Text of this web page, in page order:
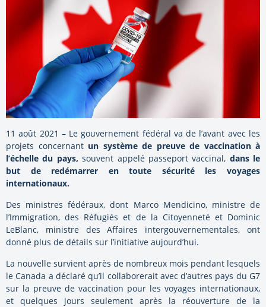
11 août 2021 – Le gouvernement fédéral va de l’avant avec les
projets concernant un système de preuve de vaccination à
l’échelle du pays, souvent appelé passeport vaccinal, dans le
but de redémarrer en toute sécurité les voyages
internationaux.
Des ministres fédéraux, dont Marco Mendicino, ministre de
l’Immigration, des Réfugiés et de la Citoyenneté et Dominic
LeBlanc, ministre des Affaires intergouvernementales, ont
donné plus de détails sur l’initiative aujourd’hui.
La nouvelle survient après de nombreux mois pendant lesquels
le Canada a déclaré qu’il collaborerait avec d’autres pays du G7
sur la preuve de vaccination pour les voyages internationaux,
et quelques jours seulement après la réouverture de la